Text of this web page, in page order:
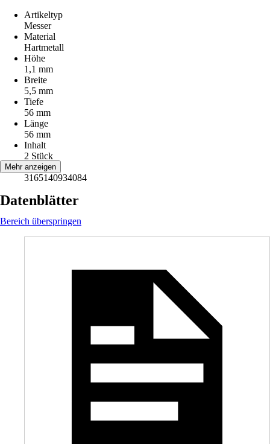
Artikeltyp
Messer
Material
Hartmetall
Höhe
1,1 mm
Breite
5,5 mm
Tiefe
56 mm
Länge
56 mm
Inhalt
2 Stück
EAN
3165140934084
Mehr anzeigen
Datenblätter
Bereich überspringen